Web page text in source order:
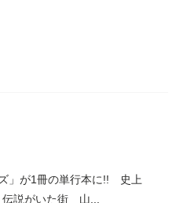
」が1冊の単行本に!! 史上
説がいた街 山...